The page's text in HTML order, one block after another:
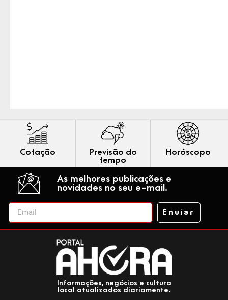
Cotação
Previsão do
tempo
Horóscopo
As melhores publicações e
novidades no seu e-mail.
Enviar
Informações, negócios e cultura
local atualizados diariamente.